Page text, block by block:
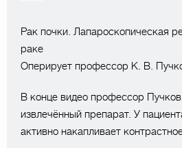
Рак почки. Лапароскопическая
раке
Оперирует профессор К. В.
В конце видео профессор
извлечённый препарат. У
активно накапливает